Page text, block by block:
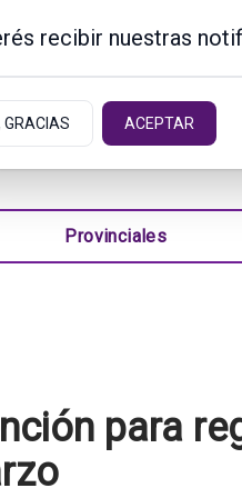
Provinciales
para
recibir nuestras
GRACIAS ACEPTAR